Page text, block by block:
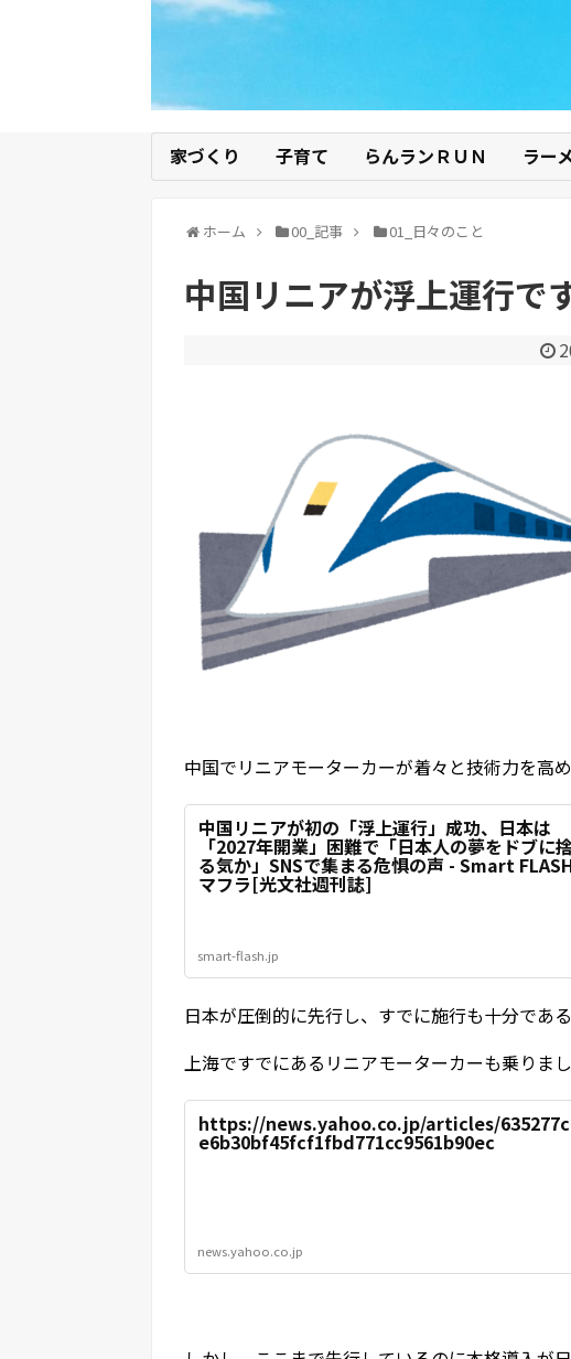
家づくり 子育て らんランＲＵＮ ラー
ホーム 00_記事 01_日々のこと
中国リニアが浮上運行で
中国でリニアモーターカーが着々と技術力を高め
中国リニアが初の「浮上運行」成功、日本は
「2027年開業」困難で「日本人の夢をドブに
る気か」SNSで集まる危惧の声 - Smart
マフラ[光文社週刊誌]
smart-flash.jp
日本が圧倒的に先行し、すでに施行も十分であ
上海ですでにあるリニアモーターカーも乗りま
https://news.yahoo.co.jp/articles/
e6b30bf45fcf1fbd771cc9561b90ec
news.yahoo.co.jp